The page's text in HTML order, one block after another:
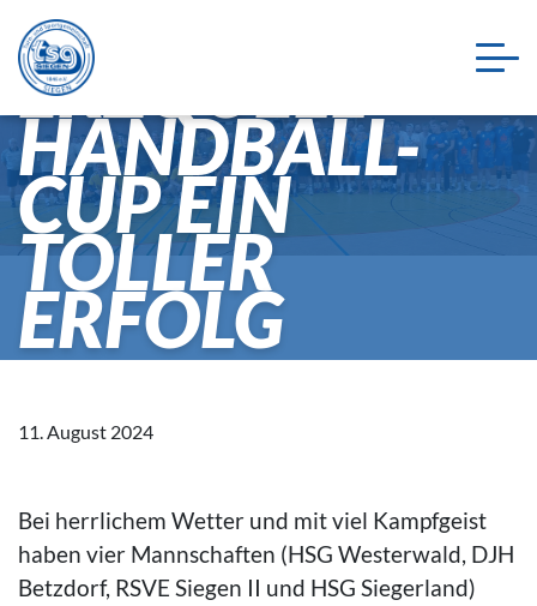
TSG-
ERZQUELL-
HANDBALL-
CUP EIN
TOLLER
ERFOLG
11. August 2024
Bei herrlichem Wetter und mit viel Kampfgeist
haben vier Mannschaften (HSG Westerwald, DJH
Betzdorf, RSVE Siegen II und HSG Siegerland)